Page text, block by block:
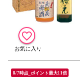
8/7時点_ポイント最大11倍